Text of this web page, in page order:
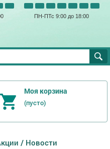
ПН-ПТс 9:00 до 18:00
Моя корзина
(пусто)
/ Новости